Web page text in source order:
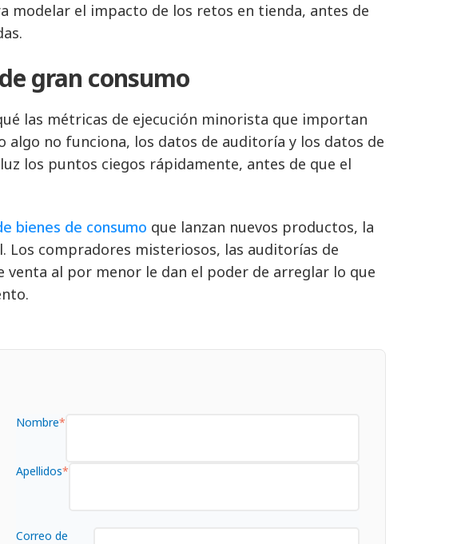
modelar el impacto de los retos en tienda, antes de
gran consumo
las métricas de ejecución minorista que importan
algo no funciona, los datos de auditoría y los datos de
los puntos ciegos rápidamente, antes de que el
bienes de consumo que lanzan nuevos productos, la
Los compradores misteriosos, las auditorías de
al por menor le dan el poder de arreglar lo que
Nombre*
Apellidos*
Correo de